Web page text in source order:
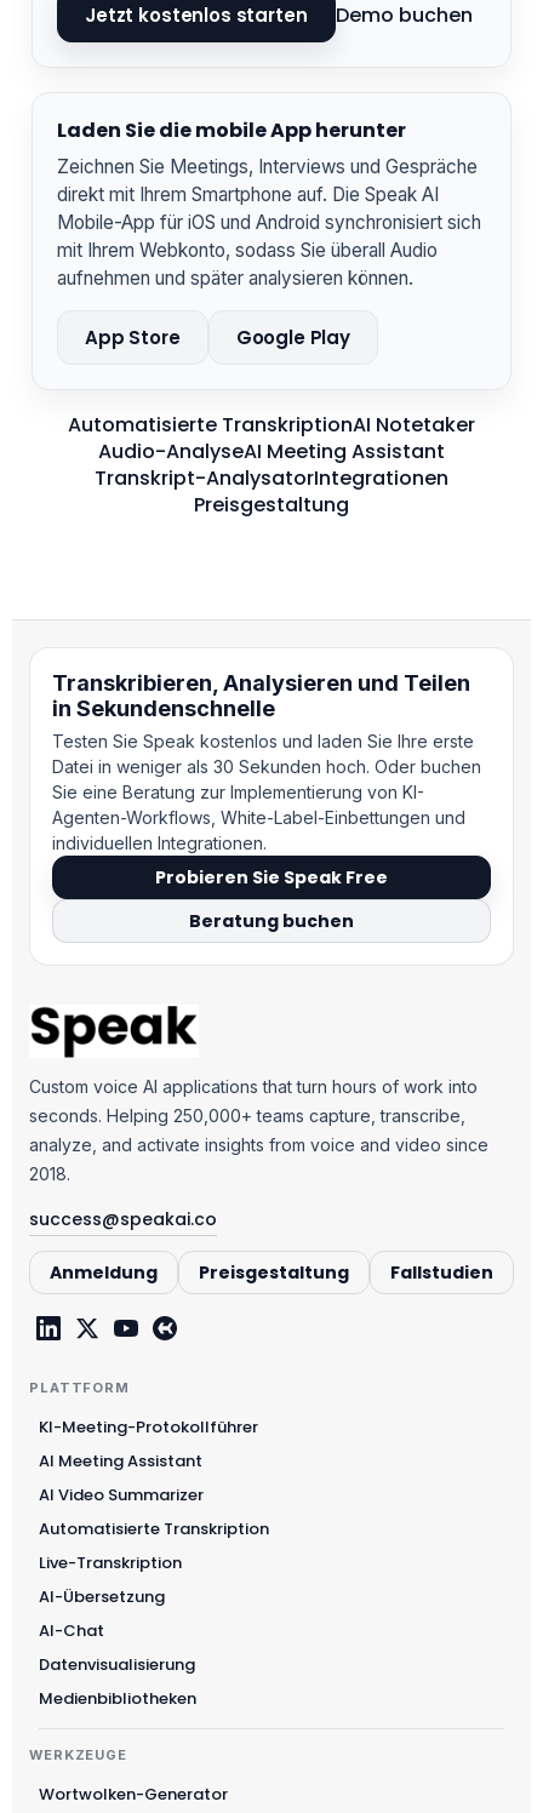
Jetzt kostenlos starten Demo buchen
Laden Sie die mobile App herunter
Zeichnen Sie Meetings, Interviews und Gespräche
direkt mit Ihrem Smartphone auf. Die Speak AI
Mobile-App für iOS und Android synchronisiert sich
mit Ihrem Webkonto, sodass Sie überall Audio
aufnehmen und später analysieren können.
App Store Google Play
Automatisierte TranskriptionAI Notetaker
Audio-AnalyseAI Meeting Assistant
Transkript-AnalysatorIntegrationen
Preisgestaltung
Transkribieren, Analysieren und Teilen
in Sekundenschnelle
Testen Sie Speak kostenlos und laden Sie Ihre erste
Datei in weniger als 30 Sekunden hoch. Oder buchen
Sie eine Beratung zur Implementierung von KI-
Agenten-Workflows, White-Label-Einbettungen und
individuellen Integrationen.
Probieren Sie Speak Free
Beratung buchen
Custom voice AI applications that turn hours of work into
seconds. Helping 250,000+ teams capture, transcribe,
analyze, and activate insights from voice and video since
2018.
success@speakai.co
Anmeldung Preisgestaltung Fallstudien
PLATTFORM
KI-Meeting-Protokollführer
AI Meeting Assistant
AI Video Summarizer
Automatisierte Transkription
Live-Transkription
AI-Übersetzung
AI-Chat
Datenvisualisierung
Medienbibliotheken
WERKZEUGE
Wortwolken-Generator